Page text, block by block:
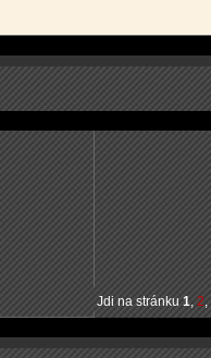
Jdi na stránku 1, 2,